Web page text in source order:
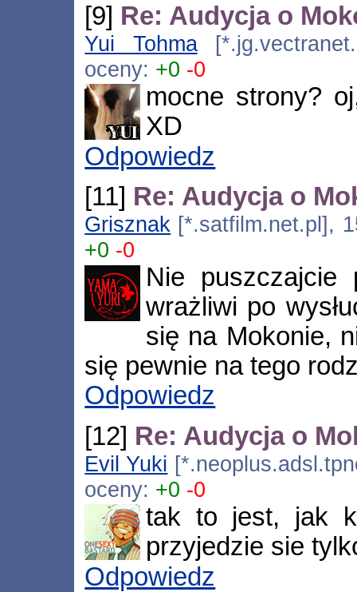
[9] Re: Audycja o
Yui Tohma
oceny: +0 -0
mocne strony?
XD
Odpowiedz
[11] Re: Audycja o
Grisznak [*.satfilm.net.pl],
+0 -0
Nie puszczajcie
wrażliwi po
się na Mokonie,
się pewnie na tego
Odpowiedz
[12] Re: Audycja o
Evil Yuki
oceny: +0 -0
tak to jest, jak
przyjedzie sie
Odpowiedz